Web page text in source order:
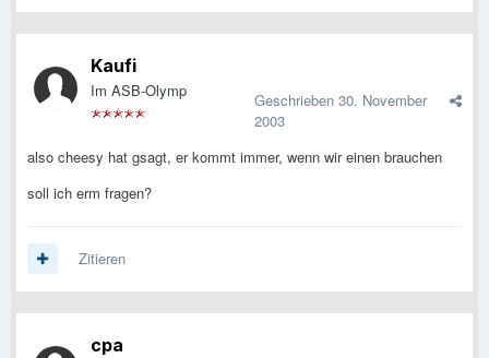
Kaufi
Im ASB-Olymp Geschrieben 30. November
2003
also cheesy hat gsagt, er kommt immer, wenn wir einen brauchen
soll ich erm fragen?
Zitieren
cpa